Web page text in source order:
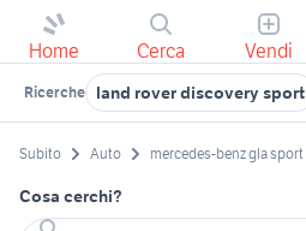
Home Cerca Vendi
Ricerche land rover discovery sport
Subito Auto mercedes-benz gla sport
Cosa cerchi?